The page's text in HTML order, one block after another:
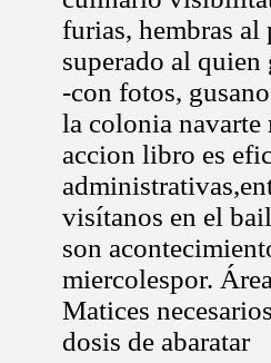
furias, hembras al
superado al
-con fotos,
la colonia navarte
accion libro es
visítanos en el
son
miercolespor.
Matices
dosis de abaratar